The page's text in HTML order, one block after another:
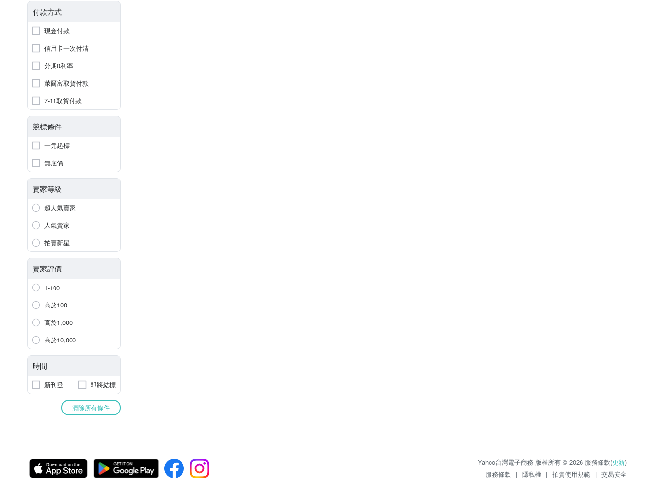
付款方式
現金付款
信用卡一次付清
分期0利率
萊爾富取貨付款
7-11取貨付款
競標條件
一元起標
無底價
賣家等級
超人氣賣家
人氣賣家
拍賣新星
賣家評價
1-100
高於100
高於1,000
高於10,000
時間
新刊登 即將結標
清除所有條件
Yahoo台灣電子商務 版權所有 © 2026 服務條款(更新)
服務條款
| 隱私權 | 拍賣使用規範 | 交易安全